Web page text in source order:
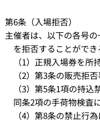
第6条（入場拒否）
主催者は、以下の各号
を拒否することができ
（1）正規入場券を
（2）第3条の販売拒
（3）第5条1項の持
同条2項の手荷物検査
（4）第8条の禁止行